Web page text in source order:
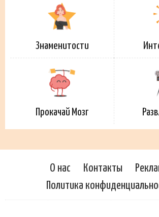
Знаменитости
Прокачай Мозг
О нас Контакты
Политика